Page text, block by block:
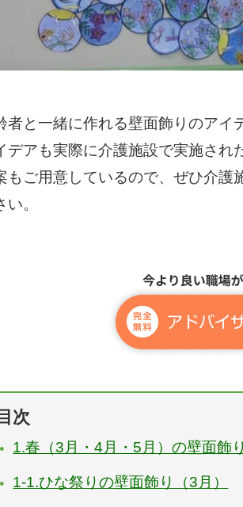
者と一緒に作れる壁面飾りのアイ
デアも実際に介護施設で実施さ
もご用意しているので、ぜひ介護
い。
目次
1.春（3月・4月・5月）の壁面飾り
1-1.ひな祭りの壁面飾り（3月）